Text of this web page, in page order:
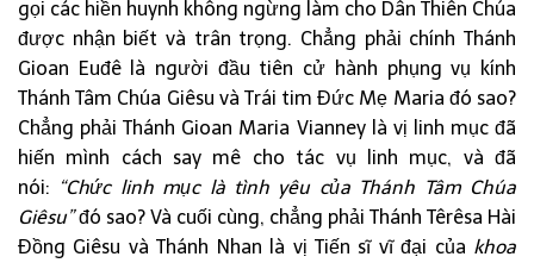
gọi các hiền huynh không ngừng làm cho Dân Thiên Chúa
được nhận biết và trân trọng. Chẳng phải chính Thánh
Gioan Euđê là người đầu tiên cử hành phụng vụ kính
Thánh Tâm Chúa Giêsu và Trái tim Đức Mẹ Maria đó sao?
Chẳng phải Thánh Gioan Maria Vianney là vị linh mục đã
hiến mình cách say mê cho tác vụ linh mục, và đã
nói: “Chức linh mục là tình yêu của Thánh Tâm Chúa
Giêsu”đó sao? Và cuối cùng, chẳng phải Thánh Têrêsa Hài
Đồng Giêsu và Thánh Nhan là vị Tiến sĩ vĩ đại của khoa